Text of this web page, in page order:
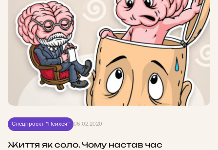
Спецпроєкт "Психея" 06.02.2020
Життя як соло. Чому настав час